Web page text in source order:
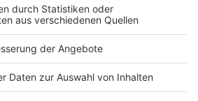
ROCK ANTENNE
Region wechseln